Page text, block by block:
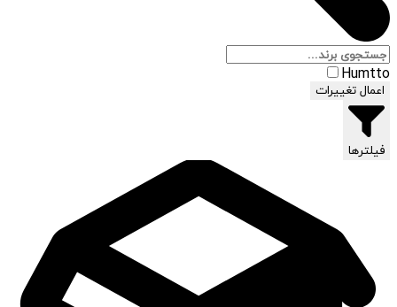
Humtto
اعمال تغییرات
فیلترها